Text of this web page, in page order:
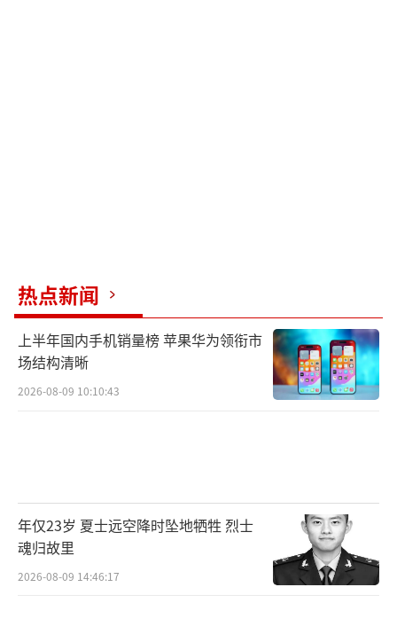
热点新闻
上半年国内手机销量榜 苹果华为领衔市
场结构清晰
2026-08-09 10:10:43
年仅23岁 夏士远空降时坠地牺牲 烈士
魂归故里
2026-08-09 14:46:17